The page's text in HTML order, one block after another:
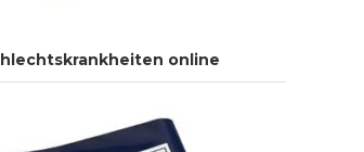
online